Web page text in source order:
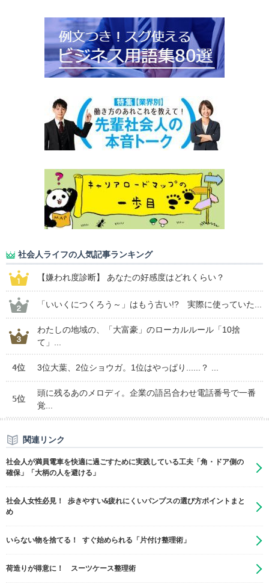
社会人ライフの人気記事ランキング
【嫌われ度診断】 あなたの好感度はどれくらい？
「いいくにつくろう～」はもう古い!? 実際に使っていた...
わたしの地域の、「大富豪」のローカルルール「10捨
て」...
4位 3位大葉、2位ショウガ。1位はやっぱり......？ ...
5位
頭に残るあのメロディ。企業の語呂合わせ電話番号で一番
覚...
関連リンク
社会人が満員電車を快適に過ごすために実践している工夫「角・ドア側の
確保」「大柄の人を避ける」
社会人女性必見！ 歩きやすい&疲れにくいパンプスの選び方ポイントまと
め
いらない物を捨てる！ すぐ始められる「片付け整理術」
荷造りが得意に！ スーツケース整理術